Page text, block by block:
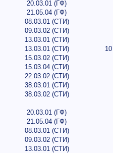
20.03.01 (ГФ)
21.05.04 (ГФ)
08.03.01 (СТИ)
09.03.02 (СТИ)
13.03.01 (СТИ)
13.03.01 (СТИ)
15.03.02 (СТИ)
15.03.04 (СТИ)
22.03.02 (СТИ)
38.03.01 (СТИ)
38.03.02 (СТИ)
10
20.03.01 (ГФ)
21.05.04 (ГФ)
08.03.01 (СТИ)
09.03.02 (СТИ)
13.03.01 (СТИ)